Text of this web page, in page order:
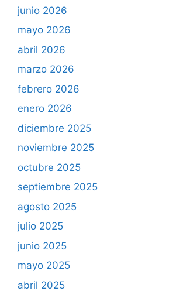
junio 2026
mayo 2026
abril 2026
marzo 2026
febrero 2026
enero 2026
diciembre 2025
noviembre 2025
octubre 2025
septiembre 2025
agosto 2025
julio 2025
junio 2025
mayo 2025
abril 2025